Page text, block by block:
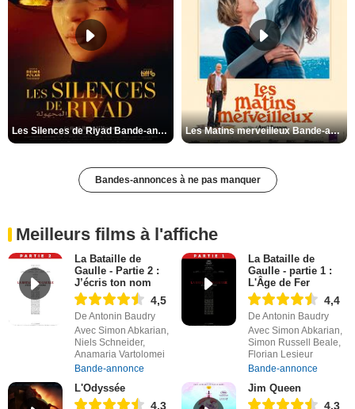
Les Silences de Riyad Bande-annonce VO STFR Les Matins merveilleux Bande-annonce VF
Bandes-annonces à ne pas manquer
Meilleurs films à l'affiche
La Bataille de
Gaulle - Partie 2 :
J’écris ton nom
4,5
De Antonin Baudry
Avec Simon Abkarian,
Niels Schneider,
Anamaria Vartolomei
Bande-annonce
La Bataille de
Gaulle - partie 1 :
L'Âge de Fer
4,4
De Antonin Baudry
Avec Simon Abkarian,
Simon Russell Beale,
Florian Lesieur
Bande-annonce
L'Odyssée
4,3
Jim Queen
4,3